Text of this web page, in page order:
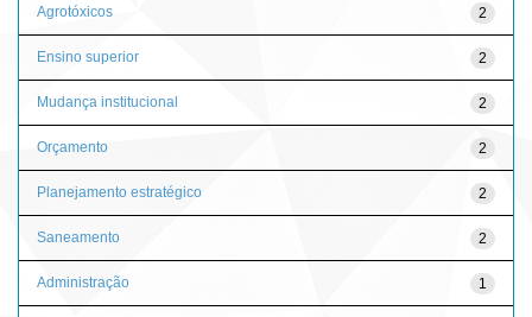
2
Agrotóxicos
2
Ensino superior
2
Mudança institucional
2
Orçamento
2
Planejamento estratégico
2
Saneamento
1
Administração